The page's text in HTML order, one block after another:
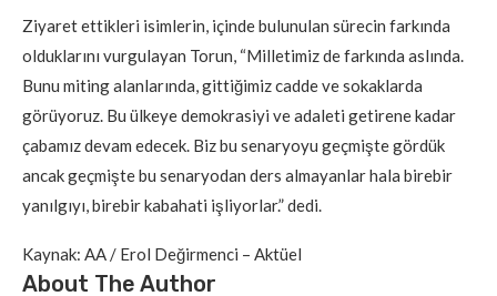
Ziyaret ettikleri isimlerin, içinde bulunulan sürecin farkında
olduklarını vurgulayan Torun, “Milletimiz de farkında aslında.
Bunu miting alanlarında, gittiğimiz cadde ve sokaklarda
görüyoruz. Bu ülkeye demokrasiyi ve adaleti getirene kadar
çabamız devam edecek. Biz bu senaryoyu geçmişte gördük
ancak geçmişte bu senaryodan ders almayanlar hala birebir
yanılgıyı, birebir kabahati işliyorlar.” dedi.
Kaynak: AA / Erol Değirmenci – Aktüel
About The Author